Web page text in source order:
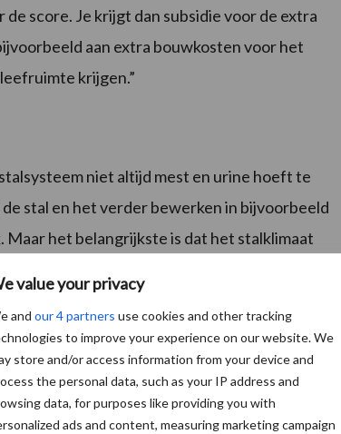
value your privacy
and our 4 partners use cookies and other tracking
to improve your experience on our website. We
store and/or access information from your device and
the personal data, such as your IP address and
data, for purposes like providing you with
ads and content, measuring marketing campaign
score. Je krijgt dan subsidie voor de extra
aan extra bouwkosten voor het
krijgen.”
niet altijd mest en urine hoeft te
stal en het verder bewerken in bijvoorbeeld
het belangrijkste is dat het stalklimaat
een belangrijke vraag. Edwin: “De subsidie